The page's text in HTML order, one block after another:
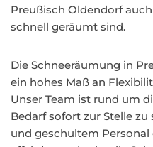
Preußisch Oldendorf
schnell geräumt sind.
Die Schneeräumung in
ein hohes Maß an
Unser Team ist rund um
Bedarf sofort zur Stelle
und geschultem